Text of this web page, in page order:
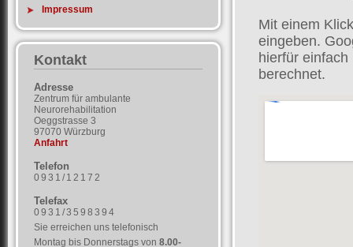
Impressum
Kontakt
Adresse
Zentrum für ambulante
Neurorehabilitation
Oeggstrasse 3
97070 Würzburg
Anfahrt
Telefon
0931/12172
Telefax
0931/3598394
Sie erreichen uns telefonisch
Montag bis Donnerstags von 8.00-
Mit einem
eingeben.
hierfür
berechnet.